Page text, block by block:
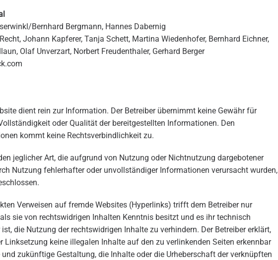
Bernhard Bergmann, Hannes Dabernig
Johann Kapferer, Tanja Schett, Martina Wiedenhofer, Bernhard Eichner,
Olaf Unverzart, Norbert Freudenthaler, Gerhard Berger
dient rein zur Information. Der Betreiber übernimmt keine Gewähr für
oder Qualität der bereitgestellten Informationen. Den
kommt keine Rechtsverbindlichkeit zu.
jeglicher Art, die aufgrund von Nutzung oder Nichtnutzung dargebotener
Nutzung fehlerhafter oder unvollständiger Informationen verursacht wurden,
Verweisen auf fremde Websites (Hyperlinks) trifft dem Betreiber nur
sie von rechtswidrigen Inhalten Kenntnis besitzt und es ihr technisch
die Nutzung der rechtswidrigen Inhalte zu verhindern. Der Betreiber erklärt,
Linksetzung keine illegalen Inhalte auf den zu verlinkenden Seiten erkennbar
zukünftige Gestaltung, die Inhalte oder die Urheberschaft der verknüpften